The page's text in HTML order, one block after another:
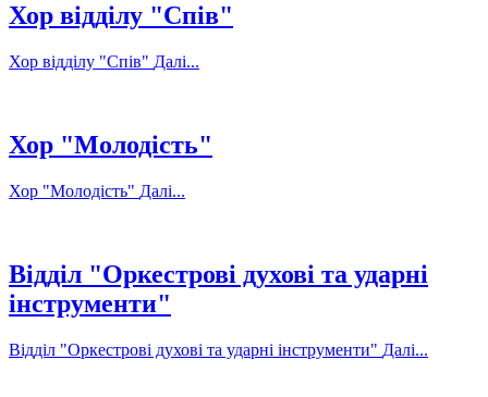
Хор відділу "Спів"
Хор відділу "Спів" Далі...
Хор "Молодість"
Хор "Молодість" Далі...
Відділ "Оркестрові духові та ударні
інструменти"
Відділ "Оркестрові духові та ударні інструменти" Далі...